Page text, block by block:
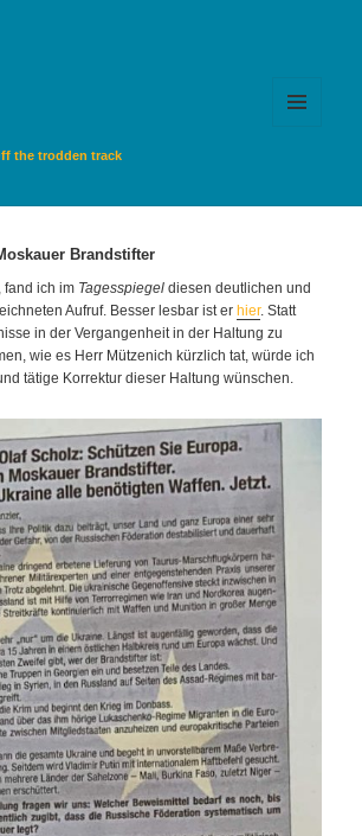
the trodden track
Brandstifter
fand ich im Tagesspiegel diesen deutlichen und
Aufruf. Besser lesbar ist er hier. Statt
in der Vergangenheit in der Haltung zu
wie es Herr Mützenich kürzlich tat, würde ich
tätige Korrektur dieser Haltung wünschen.